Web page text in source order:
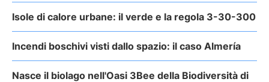
Isole di calore urbane: il verde e la regola 3-30-300
Incendi boschivi visti dallo spazio: il caso Almería
Nasce il biolago nell'Oasi 3Bee della Biodiversità di